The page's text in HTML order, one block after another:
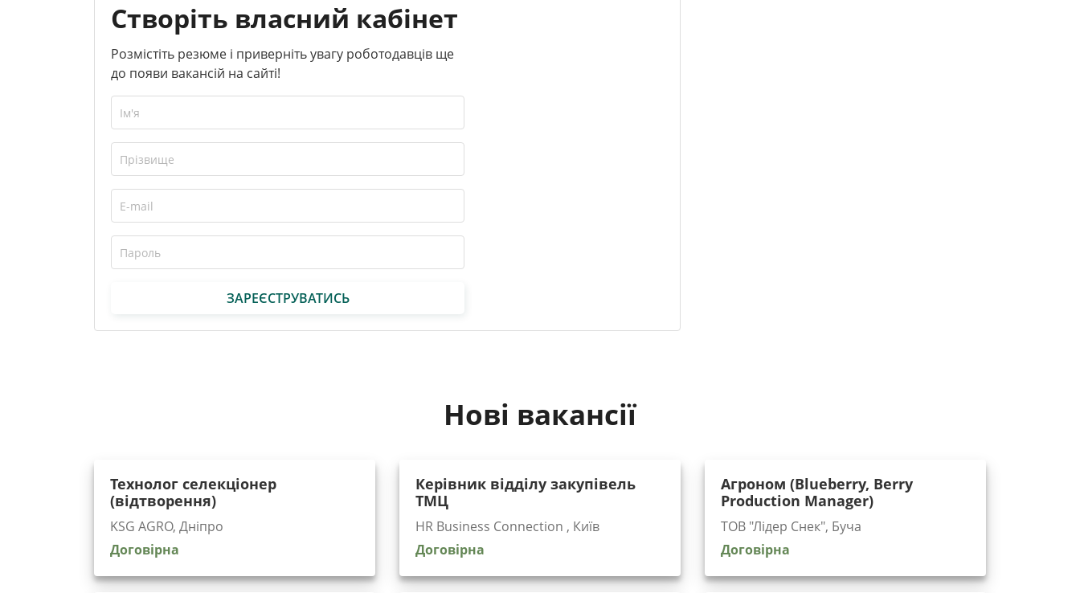
Створіть власний кабінет
Розмістіть резюме і приверніть увагу роботодавців ще
до появи вакансій на сайті!
ЗАРЕЄСТРУВАТИСЬ
Нові вакансії
Технолог селекціонер
(відтворення)
KSG AGRO, Дніпро
Договірна
Керівник відділу закупівель
ТМЦ
HR Business Connection , Київ
Договірна
Агроном (Blueberry, Berry
Production Manager)
ТОВ "Лідер Снек", Буча
Договірна